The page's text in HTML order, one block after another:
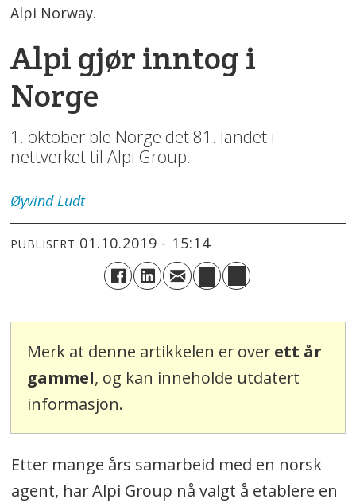
Alpi Norway.
Alpi gjør inntog i
Norge
1. oktober ble Norge det 81. landet i
nettverket til Alpi Group.
Øyvind Ludt
PUBLISERT 01.10.2019 - 15:14
Merk at denne artikkelen er over ett år
gammel, og kan inneholde utdatert
informasjon.
Etter mange års samarbeid med en norsk
agent, har Alpi Group nå valgt å etablere en